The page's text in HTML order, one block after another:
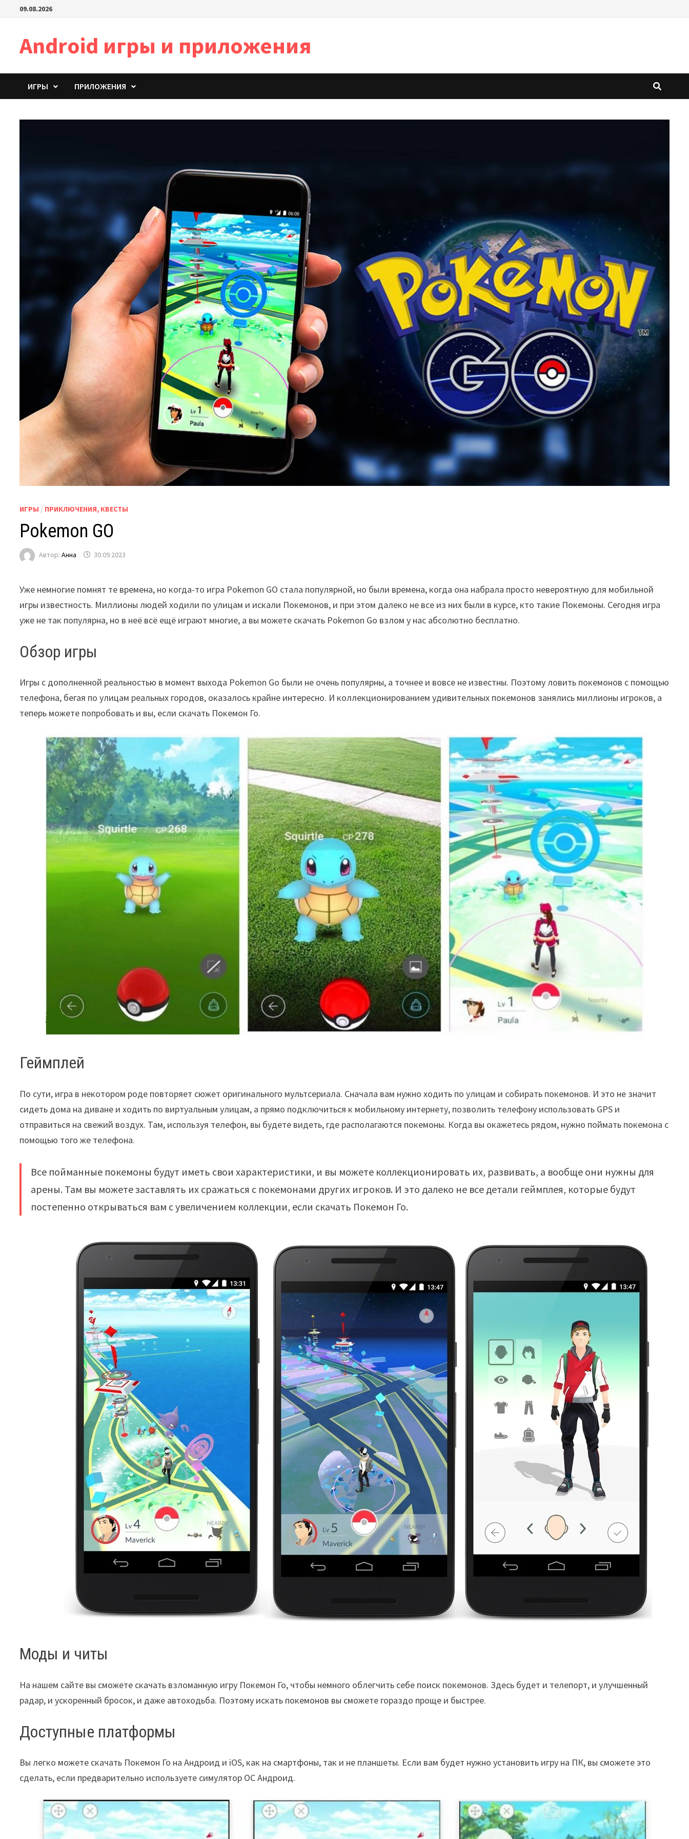
Перейти09.08.2026
Android игры и приложения
ИГРЫ ПРИЛОЖЕНИЯ
ИГРЫ / ПРИКЛЮЧЕНИЯ, КВЕСТЫ
Pokemon GO
Автор:Анна 30.09.2023
Уже немногие помнят те времена, но когда-то игра Pokemon GO стала популярной, но были времена, когда она набрала просто невероятную для мобильной
игры известность. Миллионы людей ходили по улицам и искали Покемонов, и при этом далеко не все из них были в курсе, кто такие Покемоны. Сегодня игра
уже не так популярна, но в неё всё ещё играют многие, а вы можете скачать Pokemon Go взлом у нас абсолютно бесплатно.
Обзор игры
Игры с дополненной реальностью в момент выхода Pokemon Go были не очень популярны, а точнее и вовсе не известны. Поэтому ловить покемонов с помощью
телефона, бегая по улицам реальных городов, оказалось крайне интересно. И коллекционированием удивительных покемонов занялись миллионы игроков, а
теперь можете попробовать и вы, если скачать Покемон Го.
Геймплей
По сути, игра в некотором роде повторяет сюжет оригинального мультсериала. Сначала вам нужно ходить по улицам и собирать покемонов. И это не значит
сидеть дома на диване и ходить по виртуальным улицам, а прямо подключиться к мобильному интернету, позволить телефону использовать GPS и
отправиться на свежий воздух. Там, используя телефон, вы будете видеть, где располагаются покемоны. Когда вы окажетесь рядом, нужно поймать покемона с
помощью того же телефона.
Все пойманные покемоны будут иметь свои характеристики, и вы можете коллекционировать их, развивать, а вообще они нужны для
арены. Там вы можете заставлять их сражаться с покемонами других игроков. И это далеко не все детали геймплея, которые будут
постепенно открываться вам с увеличением коллекции, если скачать Покемон Го.
Моды и читы
На нашем сайте вы сможете скачать взломанную игру Покемон Го, чтобы немного облегчить себе поиск покемонов. Здесь будет и телепорт, и улучшенный
радар, и ускоренный бросок, и даже автоходьба. Поэтому искать покемонов вы сможете гораздо проще и быстрее.
Доступные платформы
Вы легко можете скачать Покемон Го на Андроид и iOS, как на смартфоны, так и не планшеты. Если вам будет нужно установить игру на ПК, вы сможете это
сделать, если предварительно используете симулятор ОС Андроид.